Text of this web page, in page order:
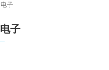
子
子